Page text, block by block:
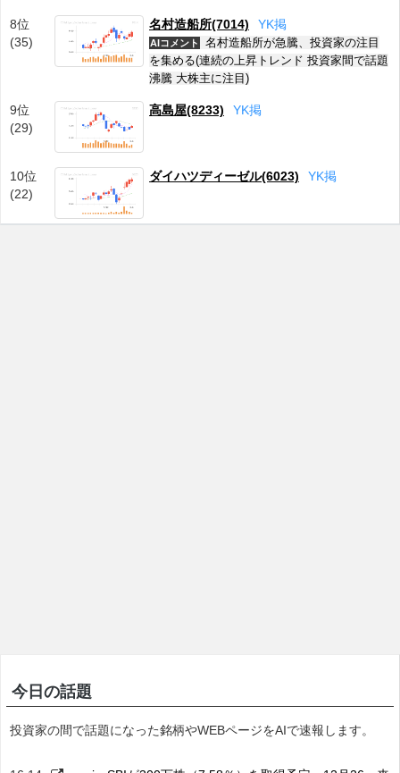
8位
(35)
名村造船所(7014) YK掲
AIコメント
名村造船所が急騰、投資家の注目
を集める(連続の上昇トレンド 投資家間で話題
沸騰 大株主に注目)
9位
(29)
高島屋(8233) YK掲
10位
(22)
ダイハツディーゼル(6023) YK掲
今日の話題
投資家の間で話題になった銘柄やWEBページをAIで速報します。